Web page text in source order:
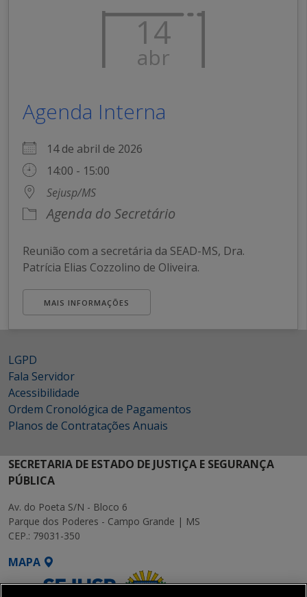
14
abr
Agenda Interna
14 de abril de 2026
14:00 - 15:00
Sejusp/MS
Agenda do Secretário
Reunião com a secretária da SEAD-MS, Dra.
Patrícia Elias Cozzolino de Oliveira.
MAIS INFORMAÇÕES
LGPD
Fala Servidor
Acessibilidade
Ordem Cronológica de Pagamentos
Planos de Contratações Anuais
SECRETARIA DE ESTADO DE JUSTIÇA E SEGURANÇA
PÚBLICA
Av. do Poeta S/N - Bloco 6
Parque dos Poderes - Campo Grande | MS
CEP.: 79031-350
MAPA